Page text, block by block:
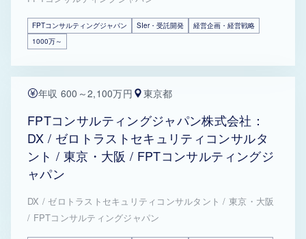
FPTコンサルティングジャパン SIer・受託開発
経営企画・経営戦略
1000万～
年収 600～2,100万円 東京都
FPTコンサルティングジャパン株式会社：
DX / ゼロトラストセキュリティコンサルタ
ント / 東京・大阪 / FPTコンサルティングジ
ャパン
DX / ゼロトラストセキュリティコンサルタント / 東京・大阪
/ FPTコンサルティングジャパン